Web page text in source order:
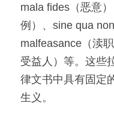
mala fides（恶意
例）、sine qua
malfeasance（渎
受益人）等。这些
律文书中具有固定
生义。